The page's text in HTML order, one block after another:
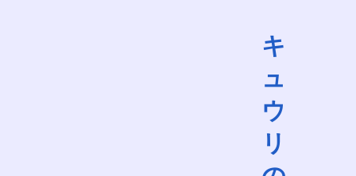
キ
ュ
ウ
リ